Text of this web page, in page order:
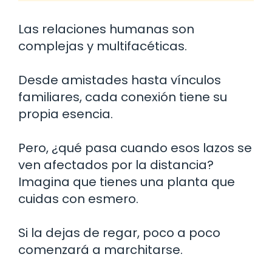
Las relaciones humanas son
complejas y multifacéticas.
Desde amistades hasta vínculos
familiares, cada conexión tiene su
propia esencia.
Pero, ¿qué pasa cuando esos lazos se
ven afectados por la distancia?
Imagina que tienes una planta que
cuidas con esmero.
Si la dejas de regar, poco a poco
comenzará a marchitarse.